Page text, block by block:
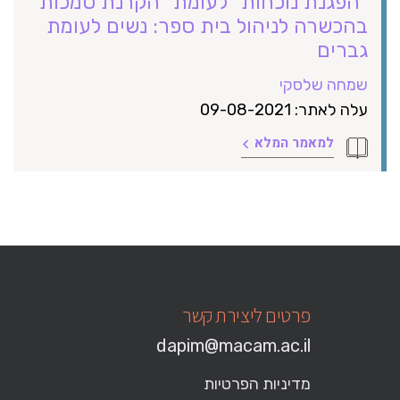
בהכשרה לניהול בית ספר: נשים לעומת
גברים
שמחה שלסקי
עלה לאתר: 09-08-2021
למאמר המלא
פרטים ליצירת קשר
dapim@macam.ac.il
מדיניות הפרטיות